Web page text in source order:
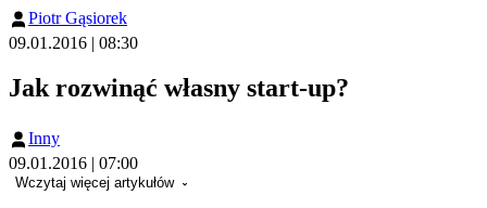
Piotr Gąsiorek
09.01.2016 | 08:30
Jak rozwinąć własny start-up?
Inny
09.01.2016 | 07:00
Wczytaj więcej artykułów